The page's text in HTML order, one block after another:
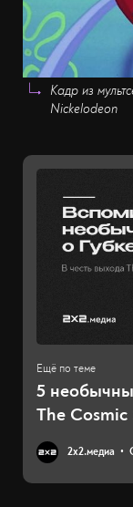
Кадр из
Nickelodeon
5
The Cosmic
2х2.медиа